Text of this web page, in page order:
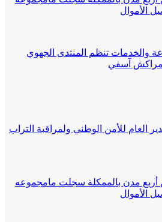
والخدمات تنظم المنتدى الجهوي
مراكش آسفي
العام للأمن الوطني ولمراقبة التراب
أربع مدن بالممكلة سجلت مامجموعه